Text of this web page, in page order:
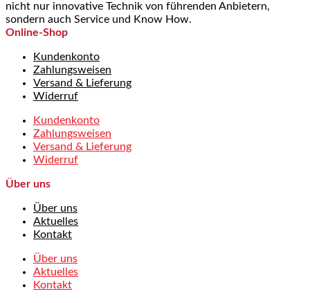
nicht nur innovative Technik von führenden Anbietern,
sondern auch Service und Know How.
Online-Shop
Kundenkonto
Zahlungsweisen
Versand & Lieferung
Widerruf
Kundenkonto
Zahlungsweisen
Versand & Lieferung
Widerruf
Über uns
Über uns
Aktuelles
Kontakt
Über uns
Aktuelles
Kontakt